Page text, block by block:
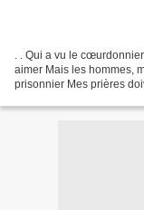
. . Qui a vu le
aimer Mais les hommes,
prisonnier Mes prières